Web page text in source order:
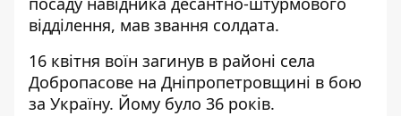
відділення, мав звання солдата.
16 квітня воїн загинув в районі села
Добропасове на Дніпропетровщині в бою
за Україну. Йому було 36 років.